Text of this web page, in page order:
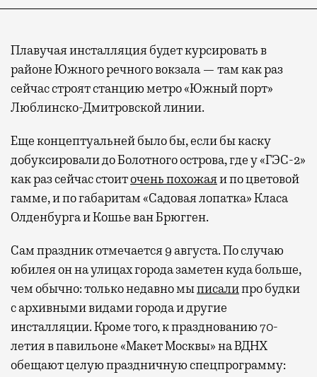
Плавучая инсталляция будет курсировать в
районе Южного речного вокзала — там как раз
сейчас строят станцию метро «Южный порт»
Люблинско-Дмитровской линии.
Еще концептуальней было бы, если бы каску
добуксировали до Болотного острова, где у «ГЭС-2»
как раз сейчас стоиточень похожаяи по цветовой
гамме, и по габаритам «Садовая лопатка» Класа
Олденбурга и Кошье ван Брюгген.
Сам праздник отмечается 9 августа. По случаю
юбилея он на улицах города заметен куда больше,
чем обычно: только недавно мыписалипро будки
с архивными видами города и другие
инсталляции. Кроме того, к празднованию 70-
летия в павильоне «Макет Москвы» на ВДНХ
обещают целую праздничную спецпрограмму: